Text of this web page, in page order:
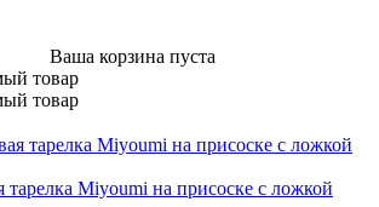
Ваша корзина пуста
товар
товар
тарелка Мiyoumi на присоске с ложкой